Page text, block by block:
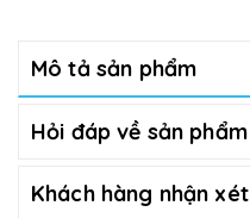
Mô tả sản phẩm
Hỏi đáp về sản phẩm
Khách hàng nhận xét